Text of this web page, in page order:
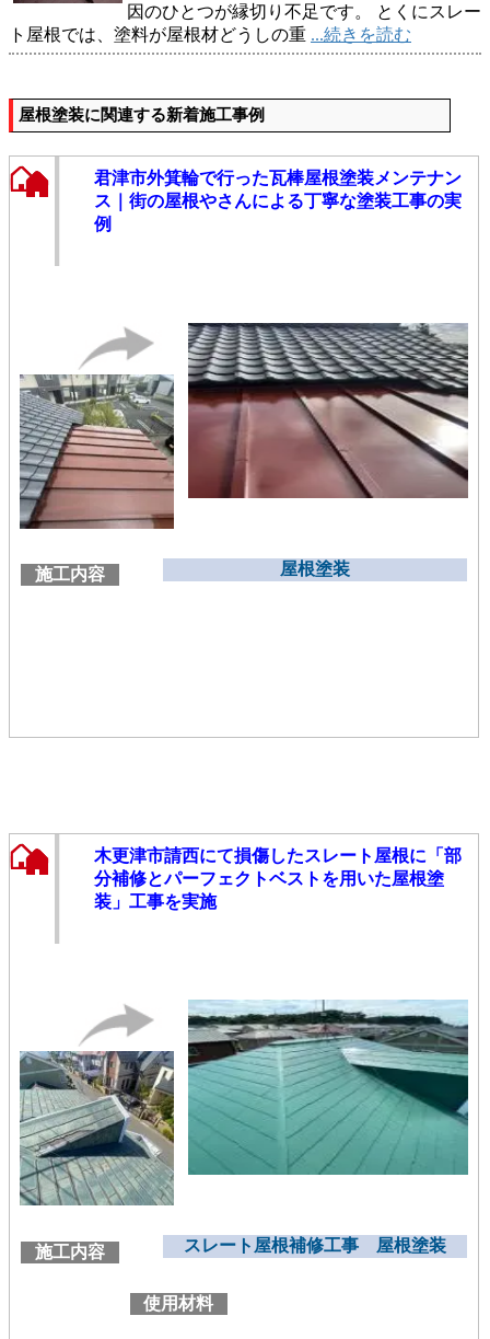
因のひとつが縁切り不足です。 とくにスレー
ト屋根では、塗料が屋根材どうしの重 ...続きを読む
屋根塗装に関連する新着施工事例
君津市外箕輪で行った瓦棒屋根塗装メンテナン
ス｜街の屋根やさんによる丁寧な塗装工事の実
例
施工内容 屋根塗装
木更津市請西にて損傷したスレート屋根に「部
分補修とパーフェクトベストを用いた屋根塗
装」工事を実施
施工内容 スレート屋根補修工事 屋根塗装
使用材料